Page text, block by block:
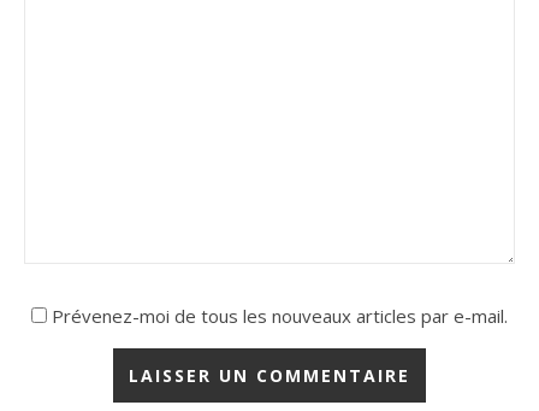
Prévenez-moi de tous les nouveaux articles par e-mail.